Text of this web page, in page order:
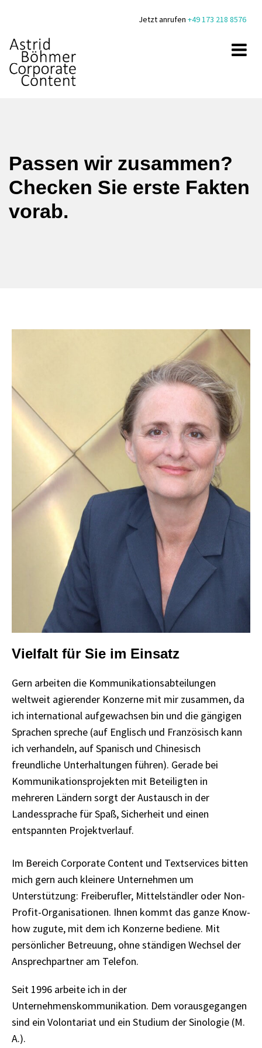
Jetzt anrufen +49 173 218 8576
Passen wir zusammen?
Checken Sie erste Fakten
vorab.
Vielfalt für Sie im Einsatz
Gern arbeiten die Kommunikationsabteilungen
weltweit agierender Konzerne mit mir zusammen, da
ich international aufgewachsen bin und die gängigen
Sprachen spreche (auf Englisch und Französisch kann
ich verhandeln, auf Spanisch und Chinesisch
freundliche Unterhaltungen führen). Gerade bei
Kommunikationsprojekten mit Beteiligten in
mehreren Ländern sorgt der Austausch in der
Landessprache für Spaß, Sicherheit und einen
entspannten Projektverlauf.
Im Bereich Corporate Content und Textservices bitten
mich gern auch kleinere Unternehmen um
Unterstützung: Freiberufler, Mittelständler oder Non-
Profit-Organisationen. Ihnen kommt das ganze Know-
how zugute, mit dem ich Konzerne bediene. Mit
persönlicher Betreuung, ohne ständigen Wechsel der
Ansprechpartner am Telefon.
Seit 1996 arbeite ich in der
Unternehmenskommunikation. Dem vorausgegangen
sind ein Volontariat und ein Studium der Sinologie (M.
A.).